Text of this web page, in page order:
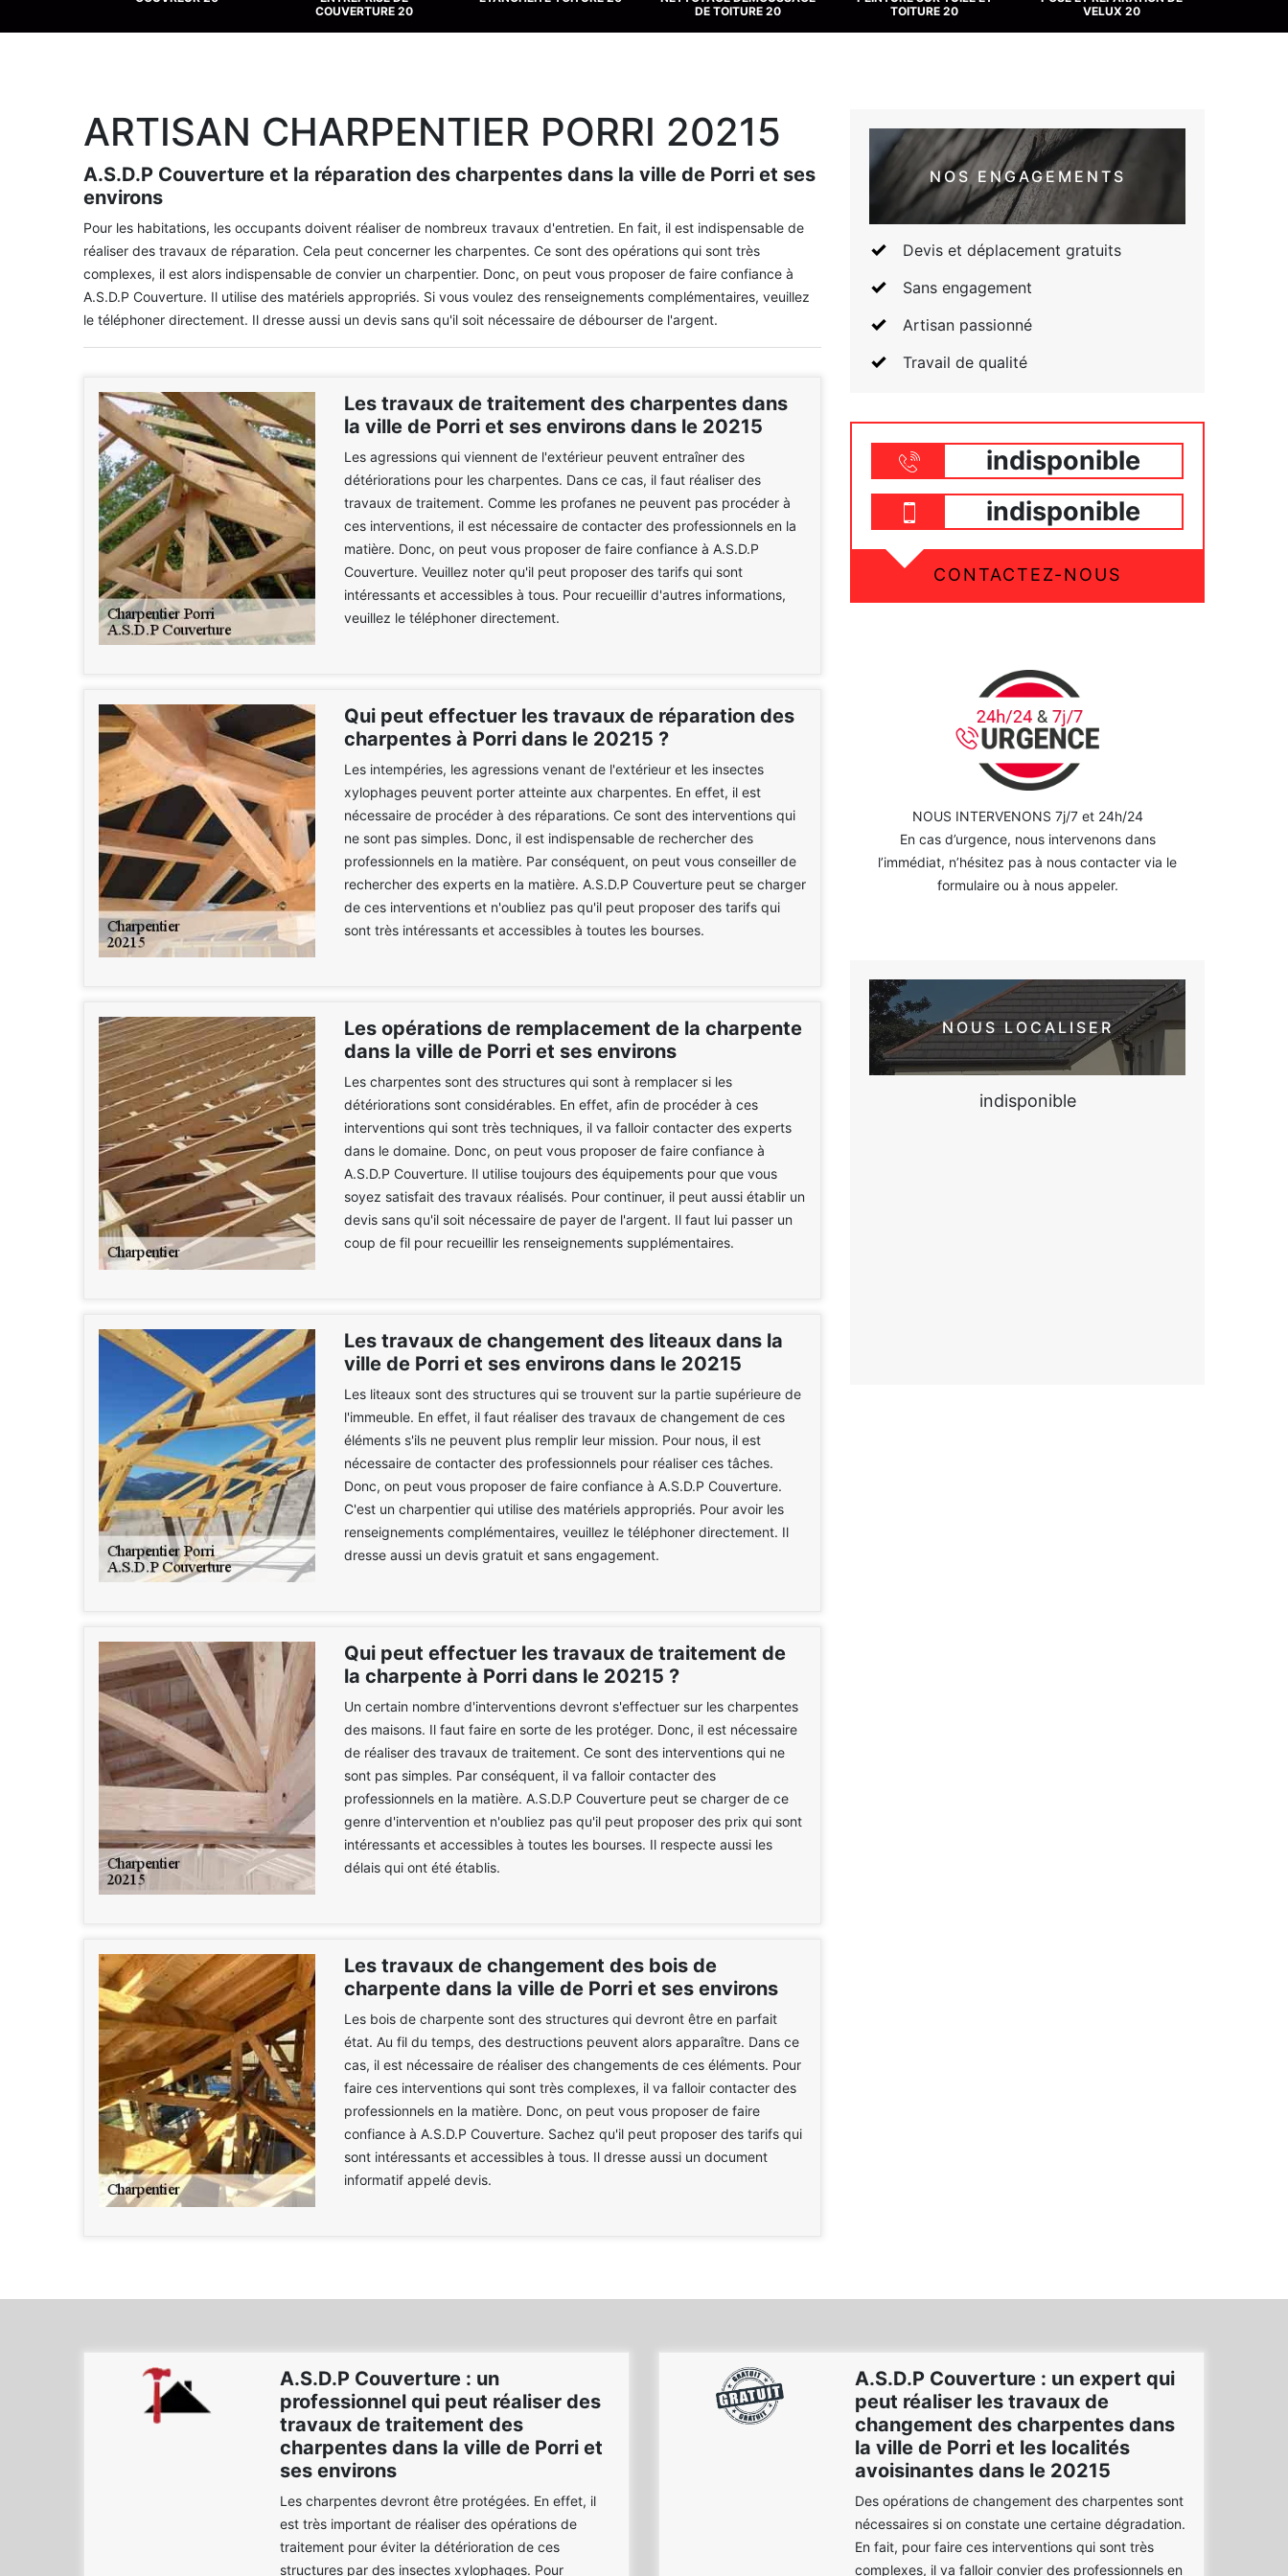
COUVERTURE 20
DE TOITURE 20
TOITURE 20
VELUX 20
ARTISAN CHARPENTIER PORRI 20215
A.S.D.P Couverture et la réparation des charpentes dans la ville de Porri et ses
environs
Pour les habitations, les occupants doivent réaliser de nombreux travaux d'entretien. En fait, il est indispensable de
réaliser des travaux de réparation. Cela peut concerner les charpentes. Ce sont des opérations qui sont très
complexes, il est alors indispensable de convier un charpentier. Donc, on peut vous proposer de faire confiance à
A.S.D.P Couverture. Il utilise des matériels appropriés. Si vous voulez des renseignements complémentaires, veuillez
le téléphoner directement. Il dresse aussi un devis sans qu'il soit nécessaire de débourser de l'argent.
Les travaux de traitement des charpentes dans
la ville de Porri et ses environs dans le 20215
Les agressions qui viennent de l'extérieur peuvent entraîner des
détériorations pour les charpentes. Dans ce cas, il faut réaliser des
travaux de traitement. Comme les profanes ne peuvent pas procéder à
ces interventions, il est nécessaire de contacter des professionnels en la
matière. Donc, on peut vous proposer de faire confiance à A.S.D.P
Couverture. Veuillez noter qu'il peut proposer des tarifs qui sont
intéressants et accessibles à tous. Pour recueillir d'autres informations,
veuillez le téléphoner directement.
Qui peut effectuer les travaux de réparation des
charpentes à Porri dans le 20215 ?
Les intempéries, les agressions venant de l'extérieur et les insectes
xylophages peuvent porter atteinte aux charpentes. En effet, il est
nécessaire de procéder à des réparations. Ce sont des interventions qui
ne sont pas simples. Donc, il est indispensable de rechercher des
professionnels en la matière. Par conséquent, on peut vous conseiller de
rechercher des experts en la matière. A.S.D.P Couverture peut se charger
de ces interventions et n'oubliez pas qu'il peut proposer des tarifs qui
sont très intéressants et accessibles à toutes les bourses.
Les opérations de remplacement de la charpente
dans la ville de Porri et ses environs
Les charpentes sont des structures qui sont à remplacer si les
détériorations sont considérables. En effet, afin de procéder à ces
interventions qui sont très techniques, il va falloir contacter des experts
dans le domaine. Donc, on peut vous proposer de faire confiance à
A.S.D.P Couverture. Il utilise toujours des équipements pour que vous
soyez satisfait des travaux réalisés. Pour continuer, il peut aussi établir un
devis sans qu'il soit nécessaire de payer de l'argent. Il faut lui passer un
coup de fil pour recueillir les renseignements supplémentaires.
Les travaux de changement des liteaux dans la
ville de Porri et ses environs dans le 20215
Les liteaux sont des structures qui se trouvent sur la partie supérieure de
l'immeuble. En effet, il faut réaliser des travaux de changement de ces
éléments s'ils ne peuvent plus remplir leur mission. Pour nous, il est
nécessaire de contacter des professionnels pour réaliser ces tâches.
Donc, on peut vous proposer de faire confiance à A.S.D.P Couverture.
C'est un charpentier qui utilise des matériels appropriés. Pour avoir les
renseignements complémentaires, veuillez le téléphoner directement. Il
dresse aussi un devis gratuit et sans engagement.
Qui peut effectuer les travaux de traitement de
la charpente à Porri dans le 20215 ?
Un certain nombre d'interventions devront s'effectuer sur les charpentes
des maisons. Il faut faire en sorte de les protéger. Donc, il est nécessaire
de réaliser des travaux de traitement. Ce sont des interventions qui ne
sont pas simples. Par conséquent, il va falloir contacter des
professionnels en la matière. A.S.D.P Couverture peut se charger de ce
genre d'intervention et n'oubliez pas qu'il peut proposer des prix qui sont
intéressants et accessibles à toutes les bourses. Il respecte aussi les
délais qui ont été établis.
Les travaux de changement des bois de
charpente dans la ville de Porri et ses environs
Les bois de charpente sont des structures qui devront être en parfait
état. Au fil du temps, des destructions peuvent alors apparaître. Dans ce
cas, il est nécessaire de réaliser des changements de ces éléments. Pour
faire ces interventions qui sont très complexes, il va falloir contacter des
professionnels en la matière. Donc, on peut vous proposer de faire
confiance à A.S.D.P Couverture. Sachez qu'il peut proposer des tarifs qui
sont intéressants et accessibles à tous. Il dresse aussi un document
informatif appelé devis.
NOS ENGAGEMENTS
Devis et déplacement gratuits
Sans engagement
Artisan passionné
Travail de qualité
indisponible
indisponible
CONTACTEZ-NOUS
NOUS INTERVENONS 7j/7 et 24h/24
En cas d’urgence, nous intervenons dans
l’immédiat, n’hésitez pas à nous contacter via le
formulaire ou à nous appeler.
NOUS LOCALISER
indisponible
A.S.D.P Couverture : un
professionnel qui peut réaliser des
travaux de traitement des
charpentes dans la ville de Porri et
ses environs
Les charpentes devront être protégées. En effet, il
est très important de réaliser des opérations de
traitement pour éviter la détérioration de ces
structures par des insectes xylophages. Pour
A.S.D.P Couverture : un expert qui
peut réaliser les travaux de
changement des charpentes dans
la ville de Porri et les localités
avoisinantes dans le 20215
Des opérations de changement des charpentes sont
nécessaires si on constate une certaine dégradation.
En fait, pour faire ces interventions qui sont très
complexes, il va falloir convier des professionnels en